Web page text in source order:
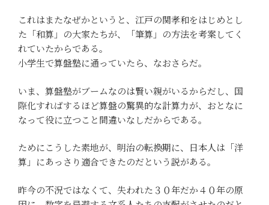
これはまたなぜかというと、江戸の関孝和をはじめとし
た「和算」の大家たちが、「筆算」の方法を考案してく
れていたからである。
小学生で算盤塾に通っていたら、なおさらだ。
いま、算盤塾がブームなのは賢い親がいるからだし、国
際化すればするほど算盤の驚異的な計算力が、おとなに
なって役に立つこと間違いなしだからである。
ためにこうした素地が、明治の転換期に、日本人は「洋
算」にあっさり適合できたのだという説がある。
昨今の不況ではなくて、失われた３０年だか４０年の原